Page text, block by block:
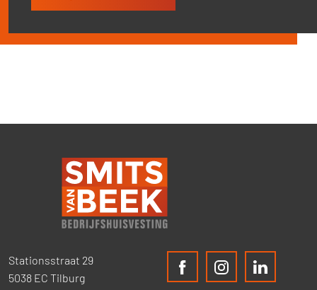
Stationsstraat 29
5038 EC Tilburg